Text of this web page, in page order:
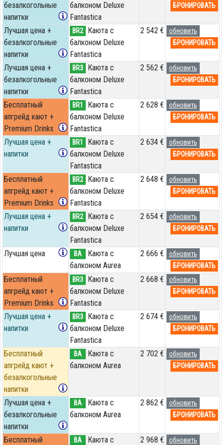
безалкогольные
напитки
балконом Deluxe
Fantastica
БРОНИРОВАТЬ
Лучшая цена +
безалкогольные
напитки
BR2
Каюта с
балконом Deluxe
Fantastica
2 542 €
обновить
БРОНИРОВАТЬ
Лучшая цена +
безалкогольные
напитки
BR3
Каюта с
балконом Deluxe
Fantastica
2 562 €
обновить
БРОНИРОВАТЬ
Бесплатный
апгрейд кают +
Premium Drinks
BR1
Каюта с
балконом Deluxe
Fantastica
2 628 €
обновить
БРОНИРОВАТЬ
Лучшая цена +
напитки
BR1
Каюта с
балконом Deluxe
Fantastica
2 634 €
обновить
БРОНИРОВАТЬ
Бесплатный
апгрейд кают +
Premium Drinks
BR2
Каюта с
балконом Deluxe
Fantastica
2 648 €
обновить
БРОНИРОВАТЬ
Лучшая цена +
напитки
BR2
Каюта с
балконом Deluxe
Fantastica
2 654 €
обновить
БРОНИРОВАТЬ
Лучшая цена BA
Каюта с
балконом Aurea
2 666 €
обновить
БРОНИРОВАТЬ
Бесплатный
апгрейд кают +
Premium Drinks
BR3
Каюта с
балконом Deluxe
Fantastica
2 668 €
обновить
БРОНИРОВАТЬ
Лучшая цена +
напитки
BR3
Каюта с
балконом Deluxe
Fantastica
2 674 €
обновить
БРОНИРОВАТЬ
Бесплатный
апгрейд кают +
безалкогольные
напитки
BA
Каюта с
балконом Aurea
2 702 €
обновить
БРОНИРОВАТЬ
Лучшая цена +
безалкогольные
напитки
BA
Каюта с
балконом Aurea
2 862 €
обновить
БРОНИРОВАТЬ
Бесплатный
BA
Каюта с
2 968 €
обновить